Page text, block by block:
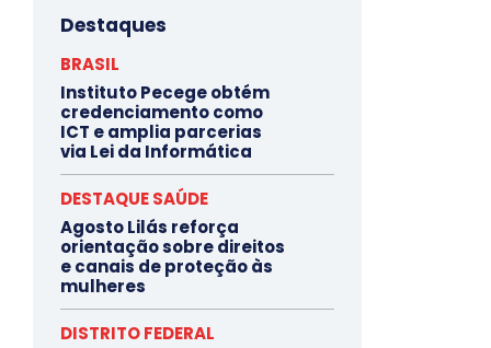
Destaques
BRASIL
Instituto Pecege obtém
credenciamento como
ICT e amplia parcerias
via Lei da Informática
DESTAQUE SAÚDE
Agosto Lilás reforça
orientação sobre direitos
e canais de proteção às
mulheres
DISTRITO FEDERAL